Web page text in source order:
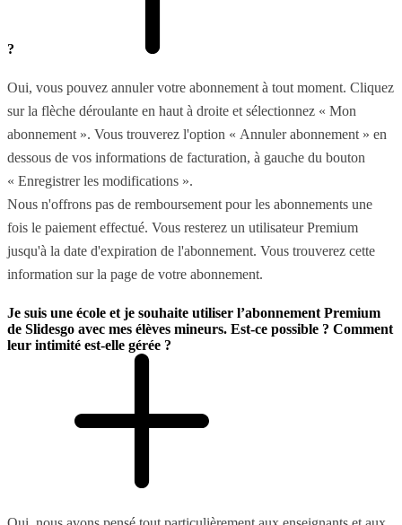
?
Oui, vous pouvez annuler votre abonnement à tout moment. Cliquez
sur la flèche déroulante en haut à droite et sélectionnez « Mon
abonnement ». Vous trouverez l'option « Annuler abonnement » en
dessous de vos informations de facturation, à gauche du bouton
« Enregistrer les modifications ».
Nous n'offrons pas de remboursement pour les abonnements une
fois le paiement effectué. Vous resterez un utilisateur Premium
jusqu'à la date d'expiration de l'abonnement. Vous trouverez cette
information sur la page de votre abonnement.
Je suis une école et je souhaite utiliser l’abonnement Premium
de Slidesgo avec mes élèves mineurs. Est-ce possible ? Comment
leur intimité est-elle gérée ?